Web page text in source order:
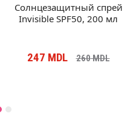
Солнцезащитный спрей
Invisible SPF50, 200 мл
247 MDL 260MDL